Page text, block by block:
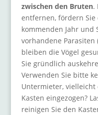
zwischen den Bruten.
entfernen, fördern
kommenden Jahr und
vorhandene Parasiten
bleiben die Vögel
Sie gründlich
Verwenden Sie bitte
Untermieter, vielleicht
Kasten eingezogen?
reinigen Sie den